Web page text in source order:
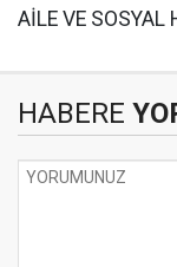
AİLE VE SOSYAL
HABERE